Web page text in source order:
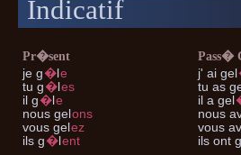
Indicatif
Pr�sent
je g�le
tu g�les
il g�le
nous gelons
vous gelez
ils g�lent
Pass�
j' ai gel
tu as
il a gel
nous
vous
ils ont